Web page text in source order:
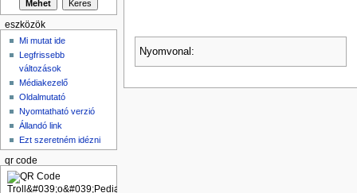
Nyomvonal:
eszközök
Mi mutat ide
Legfrissebb
változások
Médiakezelő
Oldalmutató
Nyomtatható verzió
Állandó link
Ezt szeretném idézni
qr code